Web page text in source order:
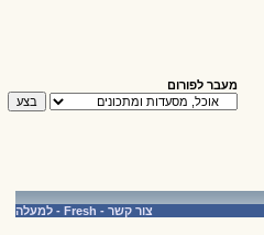
מעבר לפורום
צור קשר -
Fresh
- למעלה